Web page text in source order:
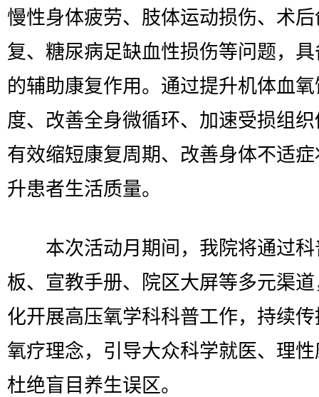
慢性身体疲劳、肢体运动损伤、术
复、糖尿病足缺血性损伤等问题，
的辅助康复作用。通过提升机体血
度、改善全身微循环、加速受损组
有效缩短康复周期、改善身体不适
升患者生活质量。
本次活动月期间，我院将通过科
板、宣教手册、院区大屏等多元渠
化开展高压氧学科科普工作，持续
氧疗理念，引导大众科学就医、理
杜绝盲目养生误区。